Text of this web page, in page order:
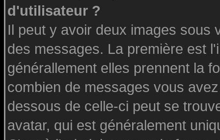
d'utilisateur ?
Il peut y avoir deux images sous
des messages. La première est
générallement elles prennent la
combien de messages vous
dessous de celle-ci peut se
avatar, qui est généralement